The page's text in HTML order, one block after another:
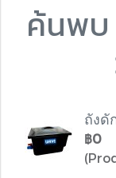
ค้นพบ
ถังดั
฿0